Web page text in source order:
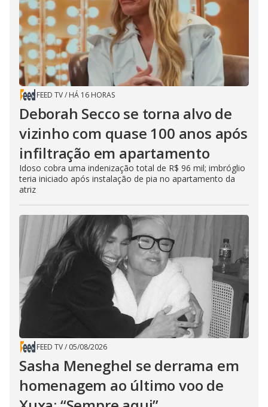
FEED TV/ HÁ 16 HORAS
Deborah Secco se torna alvo de
vizinho com quase 100 anos após
infiltração em apartamento
Idoso cobra uma indenização total de R$ 96 mil; imbróglio
teria iniciado após instalação de pia no apartamento da
atriz
FEED TV/ 05/08/2026
Sasha Meneghel se derrama em
homenagem ao último voo de